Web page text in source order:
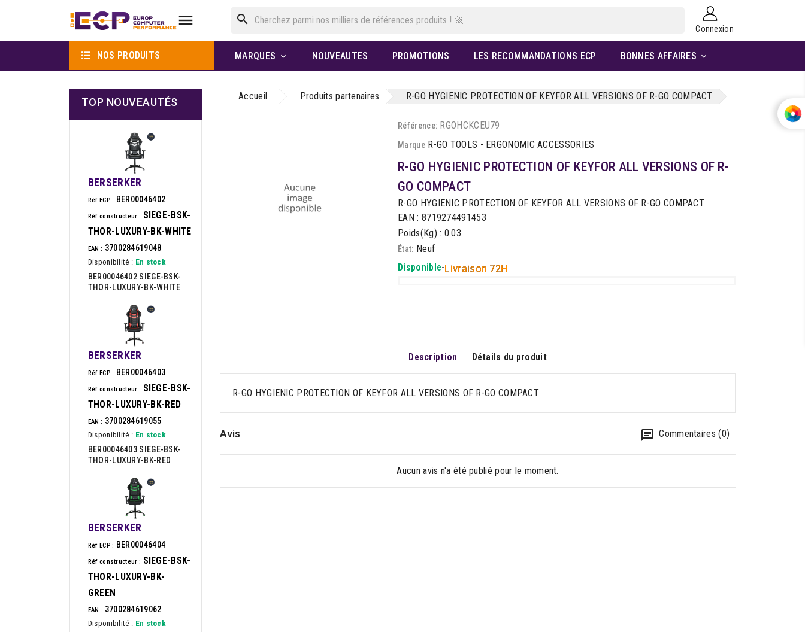
 search
Connexion
 NOS PRODUITS MARQUES  NOUVEAUTES PROMOTIONS LES RECOMMANDATIONS ECP BONNES AFFAIRES 
TOP NOUVEAUTÉS
BERSERKER
Réf ECP : BER00046402
Réf constructeur : SIEGE-BSK-
THOR-LUXURY-BK-WHITE
EAN : 3700284619048
Disponibilité : En stock
BER00046402 SIEGE-BSK-
THOR-LUXURY-BK-WHITE
BERSERKER
Réf ECP : BER00046403
Réf constructeur : SIEGE-BSK-
THOR-LUXURY-BK-RED
EAN : 3700284619055
Disponibilité : En stock
BER00046403 SIEGE-BSK-
THOR-LUXURY-BK-RED
BERSERKER
Réf ECP : BER00046404
Réf constructeur : SIEGE-BSK-
THOR-LUXURY-BK-
GREEN
EAN : 3700284619062
Disponibilité : En stock
Accueil Produits partenaires R-GO HYGIENIC PROTECTION OF KEYFOR ALL VERSIONS OF R-GO COMPACT
Référence: RGOHCKCEU79
Marque R-GO TOOLS - ERGONOMIC ACCESSORIES
R-GO HYGIENIC PROTECTION OF KEYFOR ALL VERSIONS OF R-
GO COMPACT
R-GO HYGIENIC PROTECTION OF KEYFOR ALL VERSIONS OF R-GO COMPACT
EAN : 8719274491453
Poids(Kg) : 0.03
État: Neuf
Disponible-Livraison 72H
Description Détails du produit
R-GO HYGIENIC PROTECTION OF KEYFOR ALL VERSIONS OF R-GO COMPACT
Avis Commentaires (0)
Aucun avis n'a été publié pour le moment.